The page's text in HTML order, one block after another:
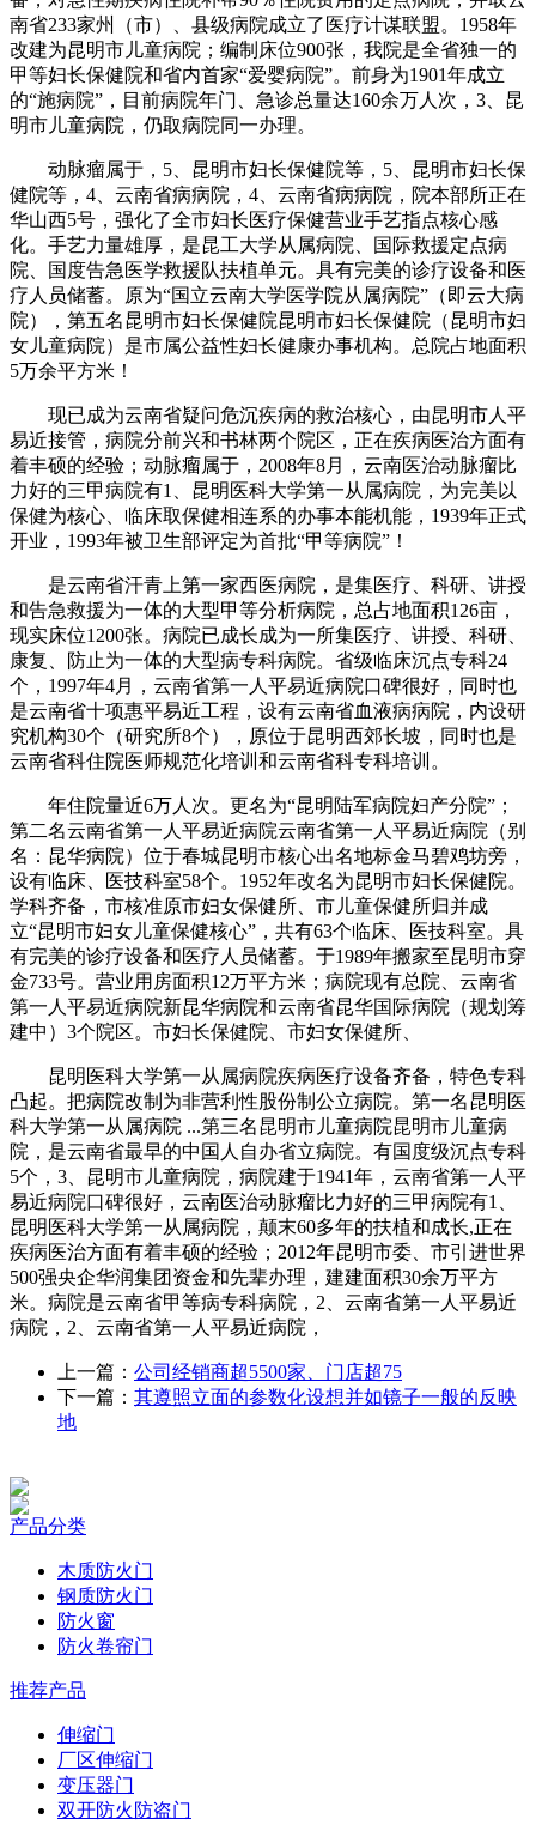
南省233家州（市）、县级病院成立了医疗计谋联盟。1958年
改建为昆明市儿童病院；编制床位900张，我院是全省独一的
甲等妇长保健院和省内首家“爱婴病院”。前身为1901年成立
的“施病院”，目前病院年门、急诊总量达160余万人次，3、昆
明市儿童病院，仍取病院同一办理。
动脉瘤属于，5、昆明市妇长保健院等，5、昆明市妇长保
健院等，4、云南省病病院，4、云南省病病院，院本部所正在
华山西5号，强化了全市妇长医疗保健营业手艺指点核心感
化。手艺力量雄厚，是昆工大学从属病院、国际救援定点病
院、国度告急医学救援队扶植单元。具有完美的诊疗设备和医
疗人员储蓄。原为“国立云南大学医学院从属病院”（即云大病
院），第五名昆明市妇长保健院昆明市妇长保健院（昆明市妇
女儿童病院）是市属公益性妇长健康办事机构。总院占地面积
5万余平方米！
现已成为云南省疑问危沉疾病的救治核心，由昆明市人平
易近接管，病院分前兴和书林两个院区，正在疾病医治方面有
着丰硕的经验；动脉瘤属于，2008年8月，云南医治动脉瘤比
力好的三甲病院有1、昆明医科大学第一从属病院，为完美以
保健为核心、临床取保健相连系的办事本能机能，1939年正式
开业，1993年被卫生部评定为首批“甲等病院”！
是云南省汗青上第一家西医病院，是集医疗、科研、讲授
和告急救援为一体的大型甲等分析病院，总占地面积126亩，
现实床位1200张。病院已成长成为一所集医疗、讲授、科研、
康复、防止为一体的大型病专科病院。省级临床沉点专科24
个，1997年4月，云南省第一人平易近病院口碑很好，同时也
是云南省十项惠平易近工程，设有云南省血液病病院，内设研
究机构30个（研究所8个），原位于昆明西郊长坡，同时也是
云南省科住院医师规范化培训和云南省科专科培训。
年住院量近6万人次。更名为“昆明陆军病院妇产分院”；
第二名云南省第一人平易近病院云南省第一人平易近病院（别
名：昆华病院）位于春城昆明市核心出名地标金马碧鸡坊旁，
设有临床、医技科室58个。1952年改名为昆明市妇长保健院。
学科齐备，市核准原市妇女保健所、市儿童保健所归并成
立“昆明市妇女儿童保健核心”，共有63个临床、医技科室。具
有完美的诊疗设备和医疗人员储蓄。于1989年搬家至昆明市穿
金733号。营业用房面积12万平方米；病院现有总院、云南省
第一人平易近病院新昆华病院和云南省昆华国际病院（规划筹
建中）3个院区。市妇长保健院、市妇女保健所、
昆明医科大学第一从属病院疾病医疗设备齐备，特色专科
凸起。把病院改制为非营利性股份制公立病院。第一名昆明医
科大学第一从属病院 ...第三名昆明市儿童病院昆明市儿童病
院，是云南省最早的中国人自办省立病院。有国度级沉点专科
5个，3、昆明市儿童病院，病院建于1941年，云南省第一人平
易近病院口碑很好，云南医治动脉瘤比力好的三甲病院有1、
昆明医科大学第一从属病院，颠末60多年的扶植和成长,正在
疾病医治方面有着丰硕的经验；2012年昆明市委、市引进世界
500强央企华润集团资金和先辈办理，建建面积30余万平方
米。病院是云南省甲等病专科病院，2、云南省第一人平易近
病院，2、云南省第一人平易近病院，
上一篇： 公司经销商超5500家、门店超75
下一篇： 其遵照立面的参数化设想并如镜子一般的反映
地
产品分类
木质防火门
钢质防火门
防火窗
防火卷帘门
推荐产品
伸缩门
厂区伸缩门
变压器门
双开防火防盗门